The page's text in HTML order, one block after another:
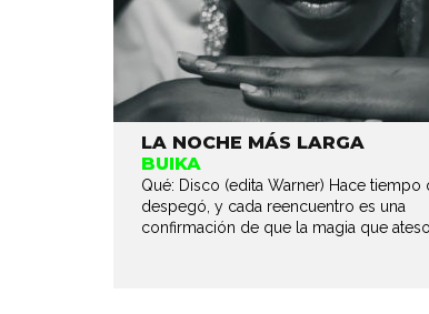
LA NOCHE MÁS LARGA
BUIKA
Qué: Disco (edita Warner) Hace tiempo
despegó, y cada reencuentro es una
confirmación de que la magia que